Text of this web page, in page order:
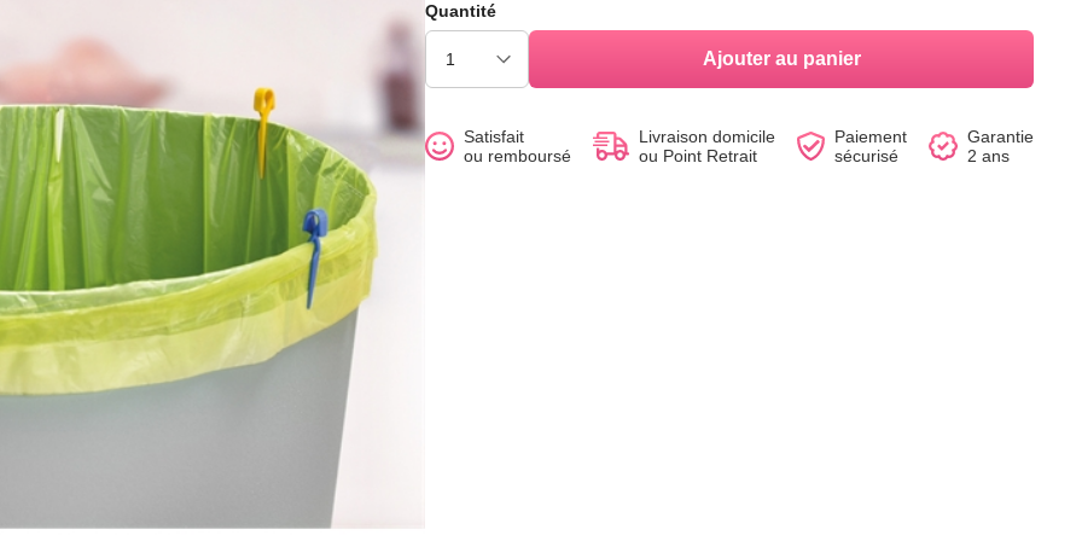
Voir le produit
Voir le produit
Voir le produit
Voir le produit
Voir le produit
Voir le produit
Quantité
Ajouter au panier
Satisfait
ou remboursé
Livraison domicile
ou Point Retrait
Paiement
sécurisé
Garantie
2 ans